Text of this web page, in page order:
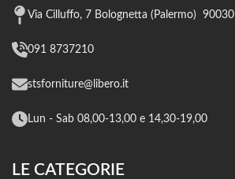
Via Cilluffo, 7 Bolognetta (Palermo) 90030
091 8737210
stsforniture@libero.it
Lun - Sab 08,00-13,00 e 14,30-19,00
LE CATEGORIE